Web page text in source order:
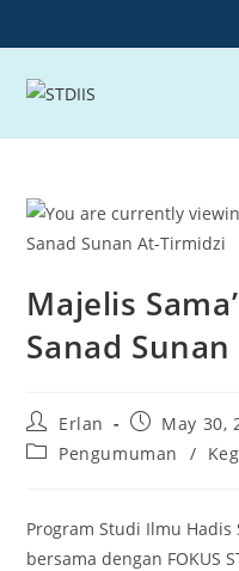
to
content
Majelis
Sanad
Post
author:
Erlan
Post
published:
May 30,
PostPengumuman /
Program Studi Ilmu Hadis
bersama dengan FOKUS